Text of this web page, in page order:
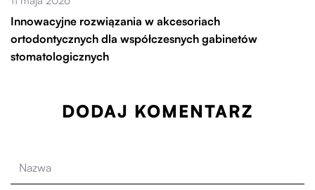
Innowacyjne rozwiązania w akcesoriach
ortodontycznych dla współczesnych gabinetów
stomatologicznych
DODAJ KOMENTARZ